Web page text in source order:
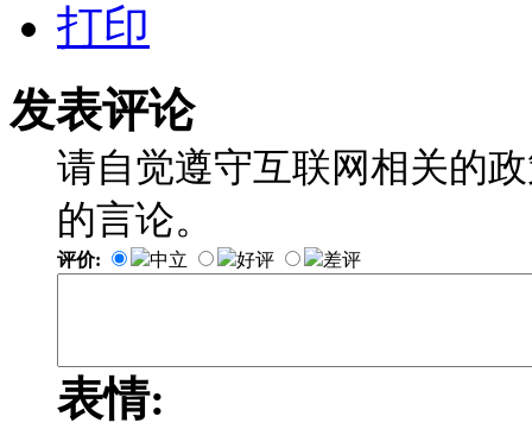
打印
发表评论
请自觉遵守互联网相关的
的言论。
评价: 中立 好评 差评
表情: